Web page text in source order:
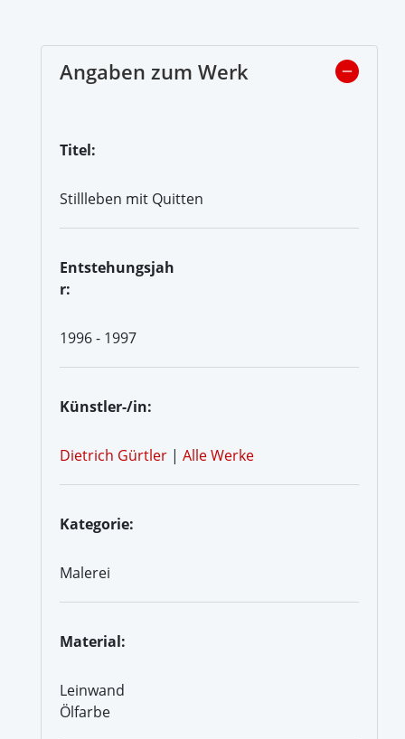
Angaben zum Werk
Titel:
Stillleben mit Quitten
Entstehungsjah
r:
1996 - 1997
Künstler-/in:
Dietrich Gürtler | Alle Werke
Kategorie:
Malerei
Material:
Leinwand
Ölfarbe